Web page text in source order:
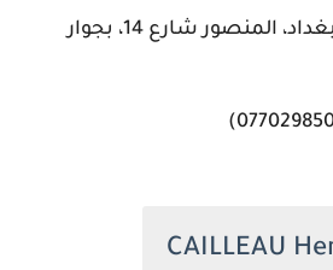
عنوان الشركة (بغداد، المنصور شارع 14، بجوار